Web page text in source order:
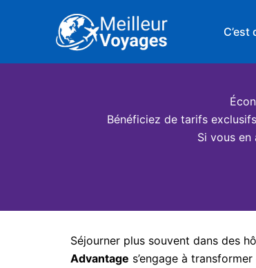
C’est
Bénéficiez de tarifs
Si vous
Séjourner plus souvent dans des
Advantage s’engage à